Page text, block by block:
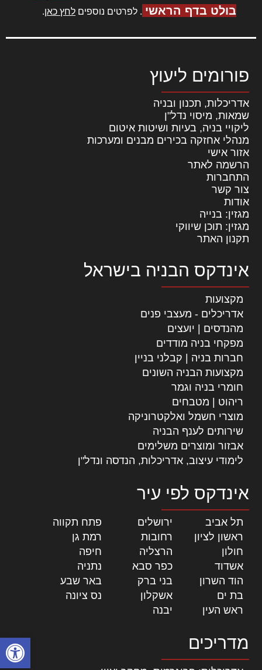
פתח
בולט בדף הראשי . לפרטים נוספים לחץ כאן.
פורומים ליעוץ
אדריכלות, תכנון ובניה
שמאות, מיסוי נדל"ן
ליקויי בניה, בעיות ושיטות איטום
מנהלי אחזקה בכירים מבנים ומערכות
אזור אישי
הרשמה לאתר
התחברות
צור קשר
אודות
מגזין: בנייה
מגזין: תוכן שיווקי
תקנון האתר
אינדקס הבניה בישראל
מקצועות
אדריכלים - מעצבי פנים
מהנדסים | יועצים
מפקחי בניה מודדים
חברות בניה | קבלני בניין
מקצועות הבניה השונים
חומרי בניה וגמר
ריהוט | מטבחים
מוצרי חשמל ואלקטרוניקה
שירותים לענף הבניה
אבזור ומוצרים משלימים
לימודי עיצוב, אדריכלות, הנדסה ונדל"ן
אינדקס לפי עיר
תל אביב ירושלים פתח תקווה
ראשון לציון
רחובות רמת גן
חולון
הרצליה חיפה
אשדוד
כפר סבא נתניה
הוד השרון
בני ברק באר שבע
בת ים
אשקלון נס ציונה
ראש העין
יבנה
מדריכים